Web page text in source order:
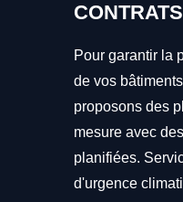
Pour garantir la
de vos
proposons des
mesure avec
planifiées.
d'urgence